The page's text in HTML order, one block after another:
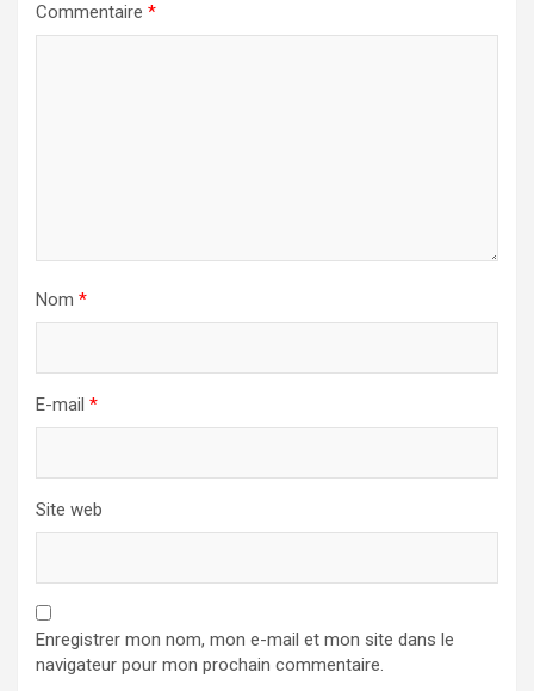
Commentaire *
Nom *
E-mail *
Site web
Enregistrer mon nom, mon e-mail et mon site dans le
navigateur pour mon prochain commentaire.